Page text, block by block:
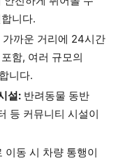
니다.
가까운 거리에 24시간
함, 여러 규모의
니다.
설: 반려동물 동반
등 커뮤니티 시설이
이동 시 차량 통행이